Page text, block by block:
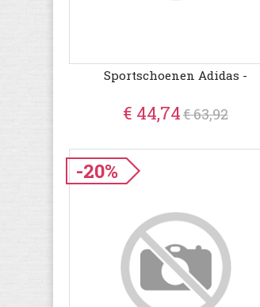
Sportschoenen Adidas -
€ 44,74€ 63,92
-20%